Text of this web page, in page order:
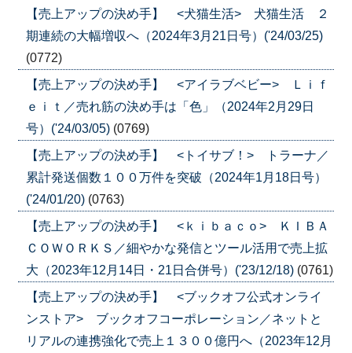
【売上アップの決め手】 <犬猫生活> 犬猫生活 ２
期連続の大幅増収へ（2024年3月21日号）('24/03/25)
(0772)
【売上アップの決め手】 <アイラブベビー> Ｌｉｆ
ｅｉｔ／売れ筋の決め手は「色」（2024年2月29日
号）('24/03/05) (0769)
【売上アップの決め手】 <トイサブ！> トラーナ／
累計発送個数１００万件を突破（2024年1月18日号）
('24/01/20) (0763)
【売上アップの決め手】 <ｋｉｂａｃｏ> ＫＩＢＡ
ＣＯＷＯＲＫＳ／細やかな発信とツール活用で売上拡
大（2023年12月14日・21日合併号）('23/12/18) (0761)
【売上アップの決め手】 <ブックオフ公式オンライ
ンストア> ブックオフコーポレーション／ネットと
リアルの連携強化で売上１３００億円へ（2023年12月